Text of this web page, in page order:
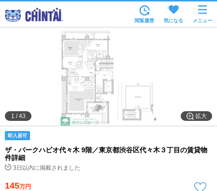
沿線・駅から
家賃相場から
通勤通学時間から
物件特集から
不動産会社から
閲覧履歴 気になる メニュー
拡大
1 /43
即入居可
ザ・パークハビオ代々木 9階／東京都渋谷区代々木３丁目の賃貸物
件詳細
3日以内に掲載されました
145万円